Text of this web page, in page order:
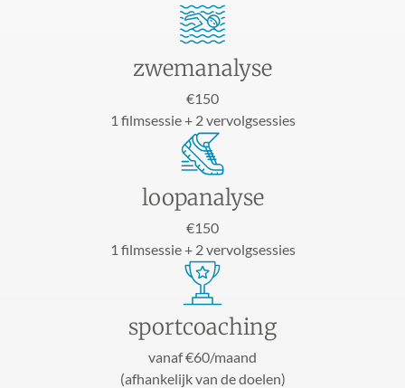
zwemanalyse​
€150
1 filmsessie + 2 vervolgsessies
loopanalyse​
€150
1 filmsessie + 2 vervolgsessies
sport​coaching
vanaf €60/maand
(afhankelijk van de doelen)